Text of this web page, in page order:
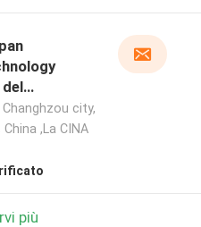
city,
,La CINA
più